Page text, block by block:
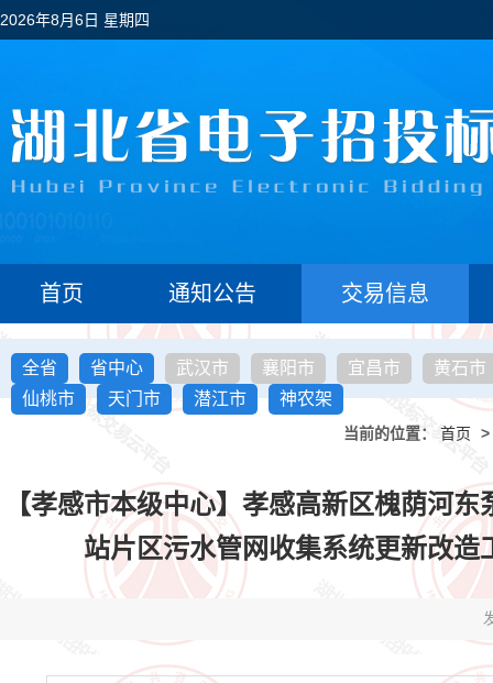
2026年8月6日 星期四
首页 通知公告 交易信息
全省 省中心 武汉市 襄阳市 宜昌市
黄石市
仙桃市
天门市 潜江市 神农架
当前的位置： 首页 >
【孝感市本级中心】孝感高新区槐荫河
站片区污水管网收集系统更新改造